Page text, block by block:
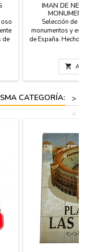
de
de
IMAN DE
Selección de
monumentos y
de España.
monumentos
Oso y el
Palacio Real,

CATEGORÍA:
>
<